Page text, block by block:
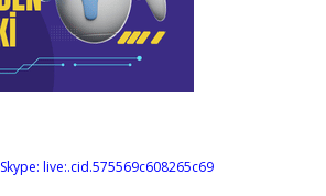
Skype: live:.cid.575569c608265c69